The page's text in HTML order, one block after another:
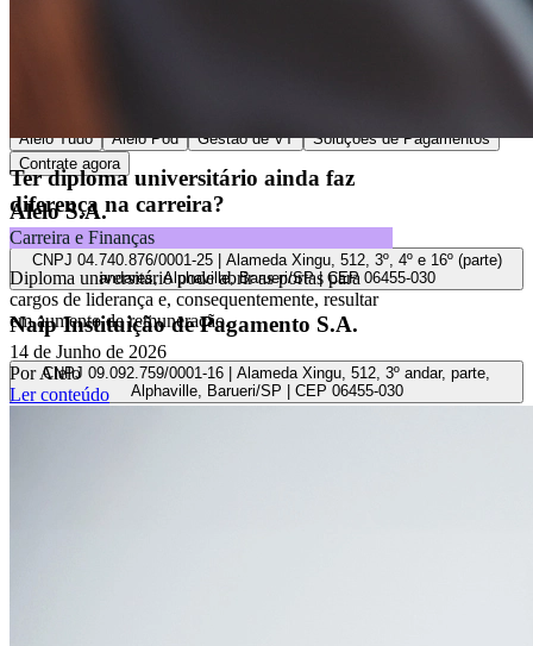
Ter diploma universitário ainda faz
diferença na carreira?
Carreira e Finanças
Diploma universitário pode abrir as portas para
cargos de liderança e, consequentemente, resultar
em aumento de remuneração.
14 de Junho de 2026
Por Alelo
Ler conteúdo
Alelo Tudo Alelo Pod Gestão de VT
Soluções de Pagamentos
Contrate agora
Alelo S.A.
CNPJ 04.740.876/0001-25 | Alameda Xingu, 512, 3º, 4º e 16º (parte)
andares, Alphaville, Barueri/SP | CEP 06455-030
Naip Instituição de Pagamento S.A.
CNPJ 09.092.759/0001-16 | Alameda Xingu, 512, 3º andar, parte,
Alphaville, Barueri/SP | CEP 06455-030